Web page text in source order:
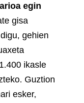
egin
gisa
gehien
ikasle
Guztion
esker,